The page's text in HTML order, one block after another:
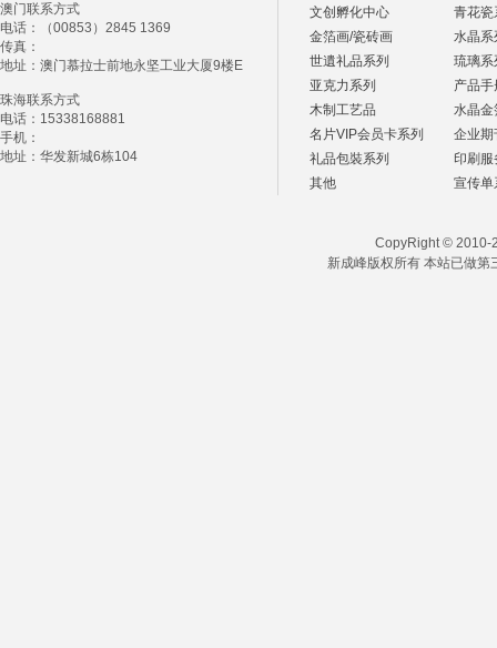
澳门联系方式
电话：（00853）2845 1369
传真：
地址：澳门慕拉士前地永坚工业大厦9楼E
珠海联系方式
电话：15338168881
手机：
地址：华发新城6栋104
文创孵化中心
青花瓷
金箔画/瓷砖画
水晶系
世遺礼品系列
琉璃系
亚克力系列
产品
木制工艺品
水晶金
名片VIP会员卡系列
企业期
礼品包裝系列
印刷服
其他
宣传单
CopyRight © 2010-
新成峰版权所有 本站已做